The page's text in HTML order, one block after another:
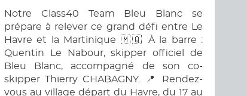
Notre Class40 Team Bleu Blanc se
prépare à relever ce grand défi entre Le
Havre et la Martinique 🇲🇶 À la barre :
Quentin Le Nabour, skipper officiel de
Bleu Blanc, accompagné de son co-
skipper Thierry CHABAGNY. 📍 Rendez-
vous au village départ du Havre, du 17 au